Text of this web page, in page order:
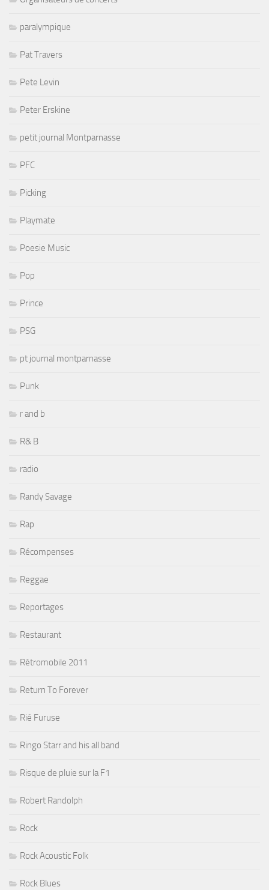
paralympique
Pat Travers
Pete Levin
Peter Erskine
petit journal Montparnasse
PFC
Picking
Playmate
Poesie Music
Pop
Prince
PSG
pt journal montparnasse
Punk
r and b
R& B
radio
Randy Savage
Rap
Récompenses
Reggae
Reportages
Restaurant
Rétromobile 2011
Return To Forever
Rié Furuse
Ringo Starr and his all band
Risque de pluie sur la F1
Robert Randolph
Rock
Rock Acoustic Folk
Rock Blues